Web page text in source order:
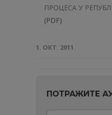
ПРОЦЕСА У
(PDF)
1. ОКТ. 2011.
ПОТРАЖИТЕ